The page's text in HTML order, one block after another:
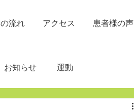
流れ アクセス 患者様の声
お知らせ 運動